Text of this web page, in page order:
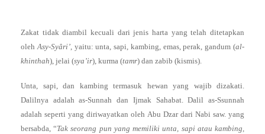
Zakat tidak diambil kecuali dari jenis harta yang telah ditetapkan
olehAsy-Syâri’, yaitu: unta, sapi, kambing, emas, perak, gandum (al-
khinthah), jelai (sya’ir), kurma (tamr) dan zabib (kismis).
Unta, sapi, dan kambing termasuk hewan yang wajib dizakati.
Dalilnya adalah as-Sunnah dan Ijmak Sahabat. Dalil as-Ssunnah
adalah seperti yang diriwayatkan oleh Abu Dzar dari Nabi saw. yang
bersabda, “Tak seorang pun yang memiliki unta, sapi atau kambing,